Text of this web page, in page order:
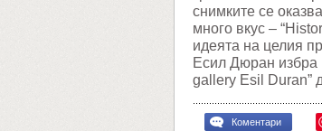
снимките се
много вкус –
идеята на целия
Есил Дюран избра
gallery Esil Duran”
Коментари